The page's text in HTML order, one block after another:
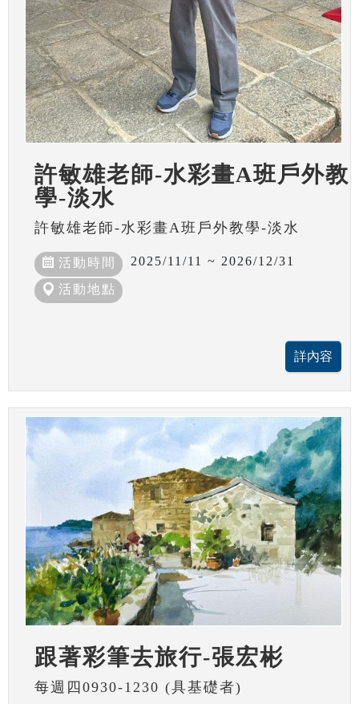
許敏雄老師-水彩畫A班戶外教
學-淡水
許敏雄老師-水彩畫A班戶外教學-淡水
活動時間 2025/11/11 ~ 2026/12/31
活動地點
跟著彩筆去旅行-張宏彬
每週四0930-1230 (具基礎者)